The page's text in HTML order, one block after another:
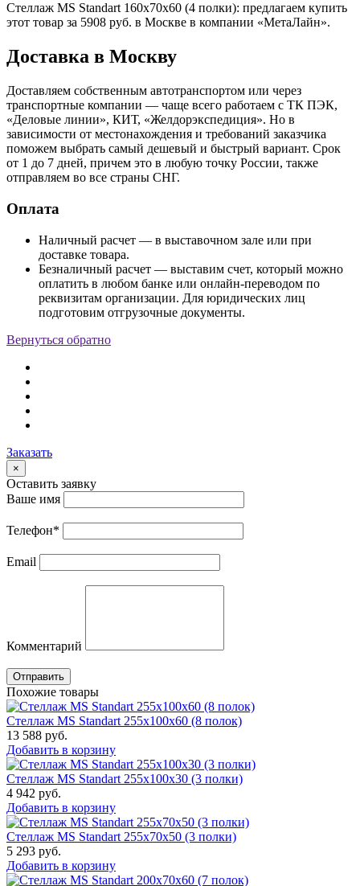
Стеллаж MS Standart 160x70x60 (4 полки): предлагаем купить
этот товар за 5908 руб. в Москве в компании «МетаЛайн».
Доставка в Москву
Доставляем собственным автотранспортом или через
транспортные компании — чаще всего работаем с ТК ПЭК,
«Деловые линии», КИТ, «Желдорэкспедиция». Но в
зависимости от местонахождения и требований заказчика
поможем выбрать самый дешевый и быстрый вариант. Срок
от 1 до 7 дней, причем это в любую точку России, также
отправляем во все страны СНГ.
Оплата
Наличный расчет — в выставочном зале или при
доставке товара.
Безналичный расчет — выставим счет, который можно
оплатить в любом банке или онлайн-переводом по
реквизитам организации. Для юридических лиц
подготовим отгрузочные документы.
Вернуться обратно
Заказать
×
Оставить заявку
Ваше имя
Телефон*
Email
Комментарий
Отправить
Похожие товары
Стеллаж MS Standart 255x100x60 (8 полок)
13 588 руб.
Добавить в корзину
Стеллаж MS Standart 255x100x30 (3 полки)
4 942 руб.
Добавить в корзину
Стеллаж MS Standart 255x70x50 (3 полки)
5 293 руб.
Добавить в корзину